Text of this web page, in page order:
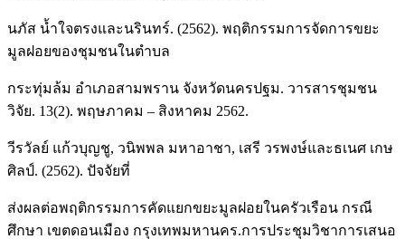
นภัส น้ำใจตรงและนรินทร์. (2562). พฤติกรรมการจัดการขยะ
มูลฝอยของชุมชนในตำบล
กระทุ่มล้ม อำเภอสามพราน จังหวัดนครปฐม. วารสารชุมชน
วิจัย. 13(2). พฤษภาคม – สิงหาคม 2562.
วีรวัลย์ แก้วบุญชู, วนิพพล มหาอาชา, เสรี วรพงษ์และธเนศ เกษ
ศิลป์. (2562). ปัจจัยที่
ส่งผลต่อพฤติกรรมการคัดแยกขยะมูลฝอยในครัวเรือน กรณี
ศึกษา เขตดอนเมือง กรุงเทพมหานคร.การประชุมวิชาการเสนอ